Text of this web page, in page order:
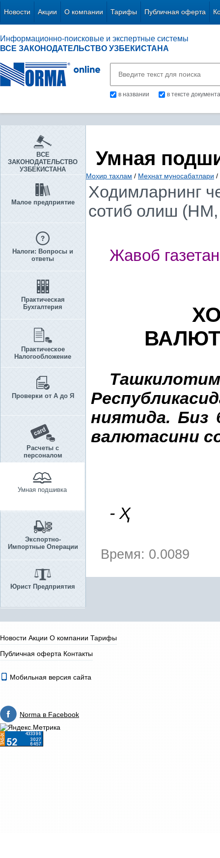
Новости Акции О компании Тарифы Публичная оферта
Информационно-поисковые и экспертные системы
ВСЕ ЗАКОНОДАТЕЛЬСТВО УЗБЕКИСТАНА
в названии в тексте документа
ВСЕ
ЗАКОНОДАТЕЛЬСТВО
УЗБЕКИСТАНА
Малое предприятие
Налоги: Вопросы и
ответы
Практическая
Бухгалтерия
Практическое
Налогообложение
Проверки от А до Я
Расчеты с
персоналом
Умная подшивка
Экспортно-
Импортные Операции
Юрист Предприятия
Умная
Моҳир тахлам / Меҳнат муносабатлари /
Ходимларнинг
сотиб олиш (НМ,
Жавоб
ниятида. Биз
валютасини
- Ҳ
Время: 0.0089
Новости Акции О компании Тарифы
Публичная оферта Контакты
Мобильная версия сайта
Norma в Facebook